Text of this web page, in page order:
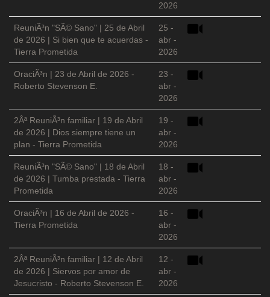
2026
ReuniÃ³n "SÃ© Sano" | 25 de Abril
de 2026 | Si bien que te acuerdas -
Tierra Prometida
25 -
abr -
2026
OraciÃ³n | 23 de Abril de 2026 -
Roberto Stevenson E.
23 -
abr -
2026
2Âª ReuniÃ³n familiar | 19 de Abril
de 2026 | Dios siempre tiene un
plan - Tierra Prometida
19 -
abr -
2026
ReuniÃ³n "SÃ© Sano" | 18 de Abril
de 2026 | Tumba prestada - Tierra
Prometida
18 -
abr -
2026
OraciÃ³n | 16 de Abril de 2026 -
Tierra Prometida
16 -
abr -
2026
2Âª ReuniÃ³n familiar | 12 de Abril
de 2026 | Siervos por amor de
Jesucristo - Roberto Stevenson E.
12 -
abr -
2026